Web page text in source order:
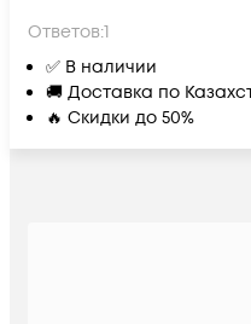
Ответов:1
✅ В наличии
🚚 Доставка по
🔥 Скидки до 50%